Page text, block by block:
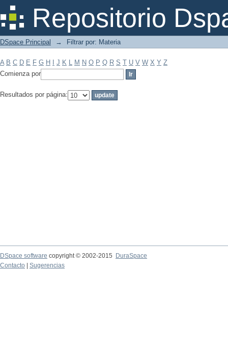
Repositorio
Filtrar por: Materia
DSpace Principal → Filtrar por: Materia
A B C D E F G H J K L M N O P Q R S T U V W X Y Z
Comienza por
Resultados por página:
DSpace software copyright © 2002-2015
DuraSpace
Contacto
Sugerencias